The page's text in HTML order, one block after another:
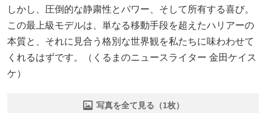
しかし、圧倒的な静粛性とパワー、そして所有する喜び。
この最上級モデルは、単なる移動手段を超えたハリアーの
本質と、それに見合う格別な世界観を私たちに味わわせて
くれるはずです。（くるまのニュースライター 金田ケイス
ケ）
写真を全て見る（1枚）